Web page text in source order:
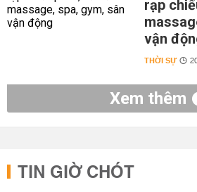
rạp
vận
THỜI SỰ
Xem thêm
TIN GIỜ CHÓT